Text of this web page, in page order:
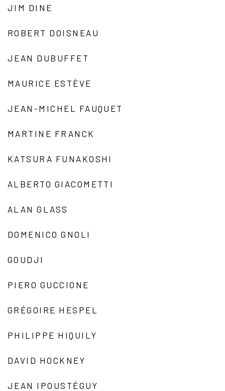
JIM DINE
ROBERT DOISNEAU
JEAN DUBUFFET
MAURICE ESTÈVE
JEAN-MICHEL FAUQUET
MARTINE FRANCK
KATSURA FUNAKOSHI
ALBERTO GIACOMETTI
ALAN GLASS
DOMENICO GNOLI
GOUDJI
PIERO GUCCIONE
GRÉGOIRE HESPEL
PHILIPPE HIQUILY
DAVID HOCKNEY
JEAN IPOUSTÉGUY